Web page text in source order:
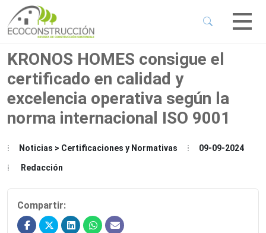
Menu
Menu
Menu
KRONOS HOMES consigue el
certificado en calidad y
excelencia operativa según la
norma internacional ISO 9001
Noticias > Certificaciones y Normativas 09-09-2024
Redacción
Compartir: